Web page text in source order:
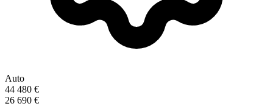
Auto
44 480 €
26 690 €